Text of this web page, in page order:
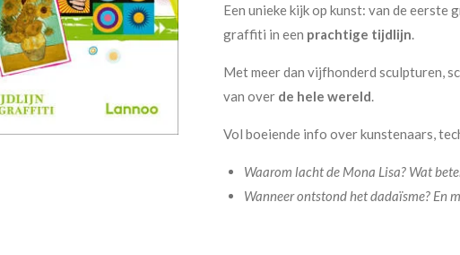
Een unieke kijk op kunst: van de
graffiti in een prachtige tijdlijn.
Met meer dan vijfhonderd sculpturen,
van over de hele wereld.
Vol boeiende info over kunstenaars,
Waarom lacht de Mona Lisa? Wat
Wanneer ontstond het dadaïsme? En